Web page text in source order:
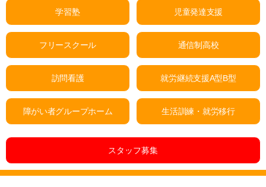
学習塾 児童発達支援
フリースクール 通信制高校
訪問看護 就労継続支援A型B型
障がい者グループホーム 生活訓練・就労移行
スタッフ募集